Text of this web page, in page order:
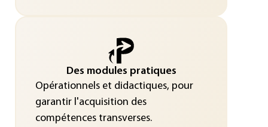
Des modules pratiques
Opérationnels et didactiques, pour
garantir l'acquisition des
compétences transverses.